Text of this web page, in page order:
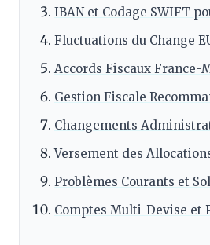
IBAN et Codage SWIFT
Fluctuations du Change
Accords Fiscaux France-
Gestion Fiscale
Changements
Versement des
Problèmes Courants et
Comptes Multi-Devise et